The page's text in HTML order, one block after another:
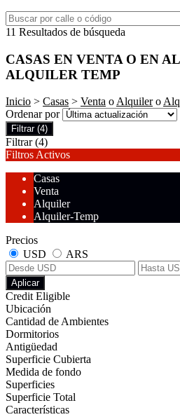
11 Resultados de búsqueda
CASAS EN VENTA O EN
ALQUILER TEMP
Inicio > Casas > Venta oAlquilero
Ordenar por
Filtrar (4)
Filtrar (4)
Filtros Activos
Casas
Venta
Alquiler
Alquiler-Temp
Precios
USD
ARS
Aplicar
Credit Eligible
Ubicación
Cantidad de Ambientes
Dormitorios
Antigüedad
Superficie Cubierta
Medida de fondo
Superficies
Superficie Total
Características